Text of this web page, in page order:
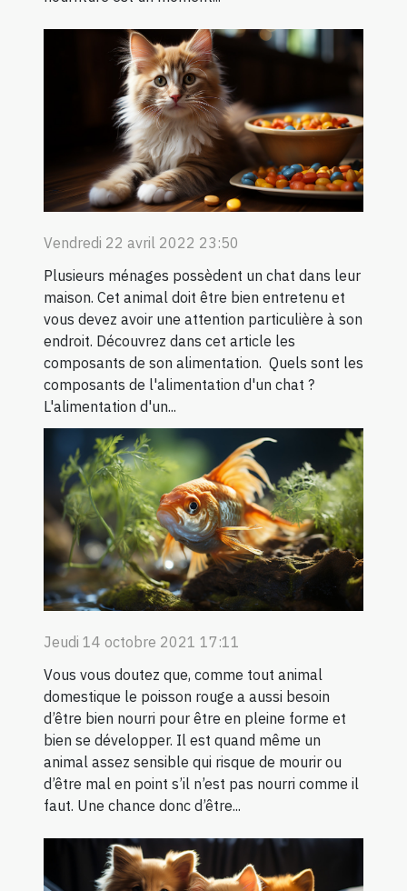
Vendredi 22 avril 2022 23:50
Plusieurs ménages possèdent un chat dans leur
maison. Cet animal doit être bien entretenu et
vous devez avoir une attention particulière à son
endroit. Découvrez dans cet article les
composants de son alimentation. Quels sont les
composants de l'alimentation d'un chat ?
L'alimentation d'un...
Jeudi 14 octobre 2021 17:11
Vous vous doutez que, comme tout animal
domestique le poisson rouge a aussi besoin
d’être bien nourri pour être en pleine forme et
bien se développer. Il est quand même un
animal assez sensible qui risque de mourir ou
d’être mal en point s’il n’est pas nourri comme il
faut. Une chance donc d’être...